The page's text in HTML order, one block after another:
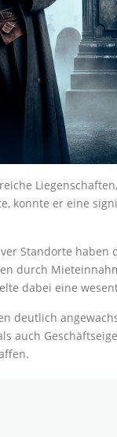
konnte er eine
Standorte
durch
dabei eine
deutlich
auch